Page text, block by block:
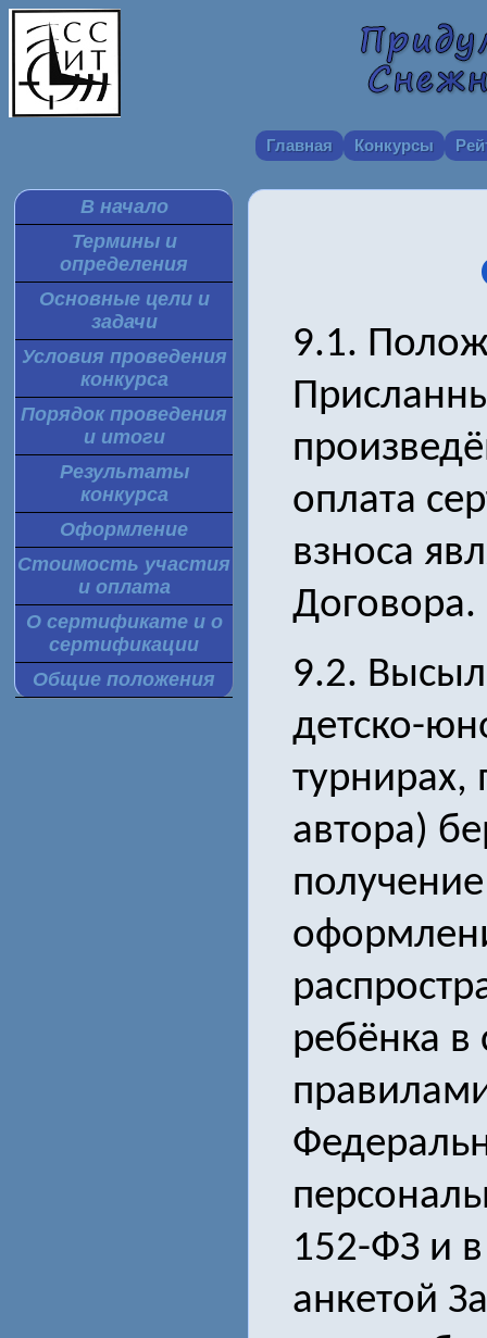
Главная Конкурсы
В начало
Термины и
определения
Основные цели и
задачи
Условия проведения
конкурса
Порядок проведения
и итоги
Результаты
конкурса
Оформление
Стоимость участия
и оплата
О сертификате и о
сертификации
Общие положения
9.1.
оплата
взноса
Договора.
9.2.
детско-
турнирах,
автора)
ребёнка в
152-ФЗ и
анкетой